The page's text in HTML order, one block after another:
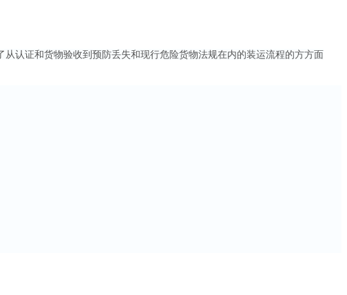
认证和货物验收到预防丢失和现行危险货物法规在内的装运流程的方方面